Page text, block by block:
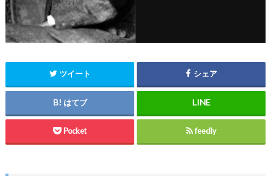
ツイート シェア
はてブ
Pocket feedly